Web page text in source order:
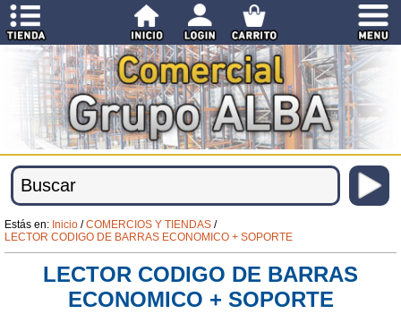
Estás en: Inicio /COMERCIOS Y TIENDAS /
LECTOR CODIGO DE BARRAS ECONOMICO + SOPORTE
LECTOR CODIGO DE BARRAS
ECONOMICO + SOPORTE